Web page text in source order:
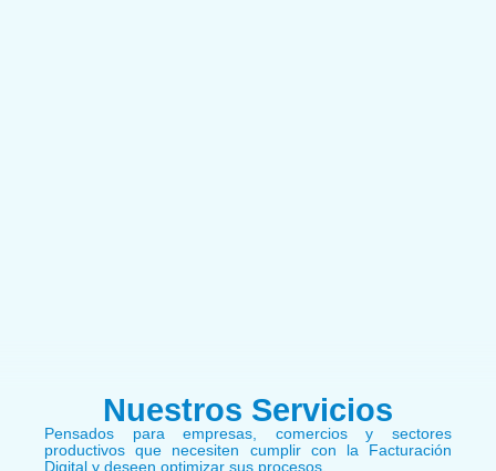
Nuestros Servicios
Pensados para empresas, comercios y sectores
productivos que necesiten cumplir con la Facturación
Digital y deseen optimizar sus procesos.